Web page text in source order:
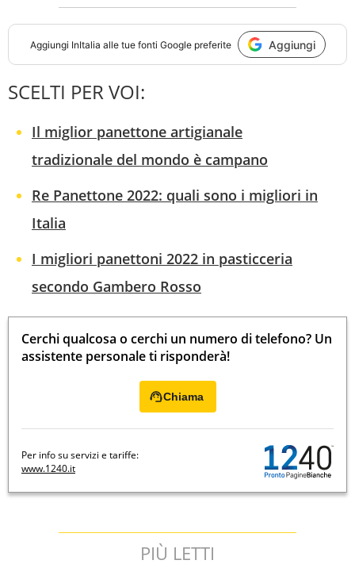
Aggiungi InItalia alle tue fonti Google preferite Aggiungi
SCELTI PER VOI:
Il miglior panettone artigianale
tradizionale del mondo è campano
Re Panettone 2022: quali sono i migliori in
Italia
I migliori panettoni 2022 in pasticceria
secondo Gambero Rosso
Cerchi qualcosa o cerchi un numero di telefono? Un
assistente personale ti risponderà!
Chiama
Per info su servizi e tariffe:
www.1240.it
PIÙ LETTI